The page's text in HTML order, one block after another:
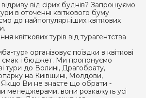
від сірих буднів? Запрошуємо
в оточенні квіткового буму
до найпопулярніших квіткових
квіткових турів від турагентства
тур» організовує поїздки в квіткові
смак і бюджет. Ми пропонуємо
тури до Волині, Драгобрату,
на Київщині, Молдови,
Якщо Ви не знаєте що обрати -
менеджерами, вони розкажуть усі